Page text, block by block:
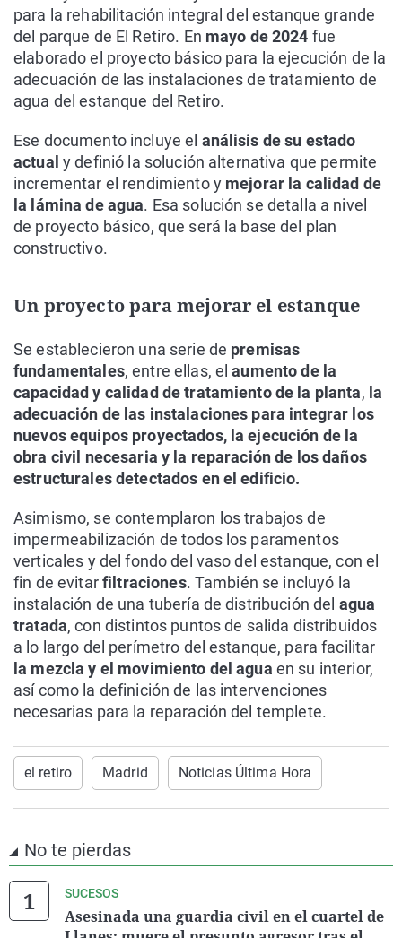
para la rehabilitación integral del estanque grande
del parque de El Retiro. En mayo de 2024 fue
elaborado el proyecto básico para la ejecución de la
adecuación de las instalaciones de tratamiento de
agua del estanque del Retiro.
Ese documento incluye el análisis de su estado
actual y definió la solución alternativa que permite
incrementar el rendimiento y mejorar la calidad de
la lámina de agua. Esa solución se detalla a nivel
de proyecto básico, que será la base del plan
constructivo.
Un proyecto para mejorar el estanque
Se establecieron una serie de premisas
fundamentales, entre ellas, elaumento de la
capacidad y calidad de tratamiento de la planta, la
adecuación de las instalaciones para integrar los
nuevos equipos proyectados, la ejecución de la
obra civil necesaria y la reparación de los daños
estructurales detectados en el edificio.
Asimismo, se contemplaron los trabajos de
impermeabilización de todos los paramentos
verticales y del fondo del vaso del estanque, con el
fin de evitarfiltraciones. También se incluyó la
instalación de una tubería de distribución del agua
tratada, con distintos puntos de salida distribuidos
a lo largo del perímetro del estanque, para facilitar
la mezcla y el movimiento del agua en su interior,
así como la definición de las intervenciones
necesarias para la reparación del templete.
el retiro Madrid Noticias Última Hora
No te pierdas
SUCESOS
Asesinada una guardia civil en el cuartel de